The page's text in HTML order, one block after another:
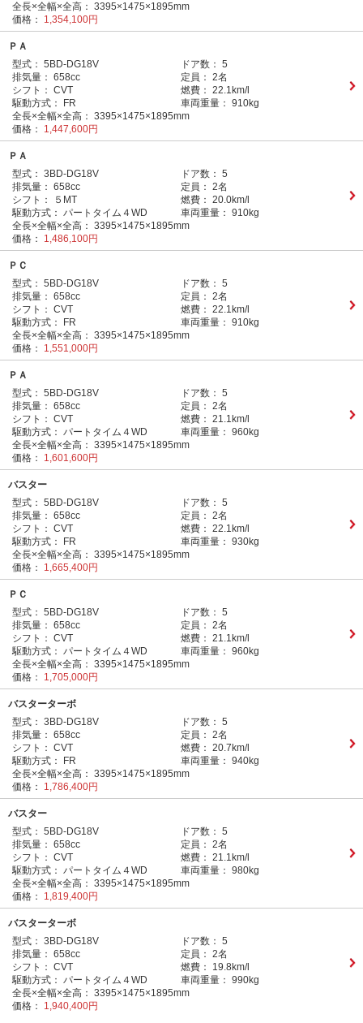
全長×全幅×全高： 3395×1475×1895mm
価格：
1,354,100円
ＰＡ
型式： 5BD-DG18V ドア数： 5
排気量： 658cc 定員： 2名
シフト： CVT 燃費： 22.1km/l
駆動方式：
FR 車両重量： 910kg
全長×全幅×全高： 3395×1475×1895mm
価格：
1,447,600円
ＰＡ
型式： 3BD-DG18V ドア数： 5
排気量： 658cc 定員： 2名
シフト：
５MT 燃費： 20.0km/l
駆動方式： パートタイム４WD 車両重量： 910kg
全長×全幅×全高： 3395×1475×1895mm
価格：
1,486,100円
ＰＣ
型式： 5BD-DG18V ドア数： 5
排気量： 658cc 定員： 2名
シフト： CVT 燃費： 22.1km/l
駆動方式：
FR 車両重量： 910kg
全長×全幅×全高： 3395×1475×1895mm
価格：
1,551,000円
ＰＡ
型式： 5BD-DG18V ドア数： 5
排気量： 658cc 定員： 2名
シフト： CVT 燃費： 21.1km/l
駆動方式： パートタイム４WD 車両重量： 960kg
全長×全幅×全高： 3395×1475×1895mm
価格：
1,601,600円
バスター
型式： 5BD-DG18V ドア数： 5
排気量： 658cc 定員： 2名
シフト： CVT 燃費： 22.1km/l
駆動方式：
FR 車両重量： 930kg
全長×全幅×全高： 3395×1475×1895mm
価格：
1,665,400円
ＰＣ
型式： 5BD-DG18V ドア数： 5
排気量： 658cc 定員： 2名
シフト： CVT 燃費： 21.1km/l
駆動方式： パートタイム４WD 車両重量： 960kg
全長×全幅×全高： 3395×1475×1895mm
価格：
1,705,000円
バスターターボ
型式： 3BD-DG18V ドア数： 5
排気量： 658cc 定員： 2名
シフト： CVT 燃費： 20.7km/l
駆動方式：
FR 車両重量： 940kg
全長×全幅×全高： 3395×1475×1895mm
価格：
1,786,400円
バスター
型式： 5BD-DG18V ドア数： 5
排気量： 658cc 定員： 2名
シフト： CVT 燃費： 21.1km/l
駆動方式： パートタイム４WD 車両重量： 980kg
全長×全幅×全高： 3395×1475×1895mm
価格：
1,819,400円
バスターターボ
型式： 3BD-DG18V ドア数： 5
排気量： 658cc 定員： 2名
シフト： CVT 燃費：
19.8km/l
駆動方式： パートタイム４WD 車両重量： 990kg
全長×全幅×全高： 3395×1475×1895mm
価格：
1,940,400円